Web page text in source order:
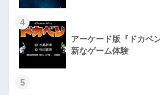
4
アーケード版『ドカベ
新なゲーム体験
5